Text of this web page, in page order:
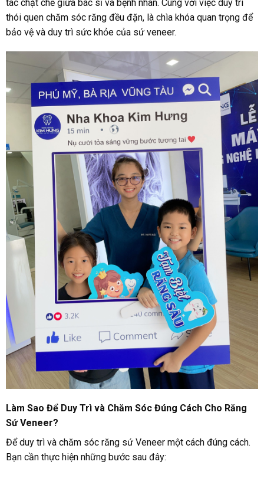
tác chặt chẽ giữa bác sĩ và bệnh nhân. Cùng với việc duy trì
thói quen chăm sóc răng đều đặn, là chìa khóa quan trọng để
bảo vệ và duy trì sức khỏe của sứ veneer.
Làm Sao Để Duy Trì và Chăm Sóc Đúng Cách Cho Răng
Sứ Veneer?
Để duy trì và chăm sóc răng sứ Veneer một cách đúng cách.
Bạn cần thực hiện những bước sau đây: